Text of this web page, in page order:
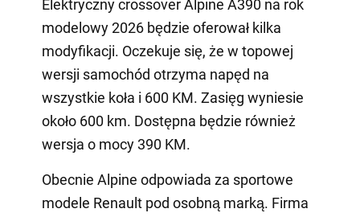
Elektryczny crossover Alpine A390 na rok
modelowy 2026 będzie oferował kilka
modyfikacji. Oczekuje się, że w topowej
wersji samochód otrzyma napęd na
wszystkie koła i 600 KM. Zasięg wyniesie
około 600 km. Dostępna będzie również
wersja o mocy 390 KM.
Obecnie Alpine odpowiada za sportowe
modele Renault pod osobną marką. Firma